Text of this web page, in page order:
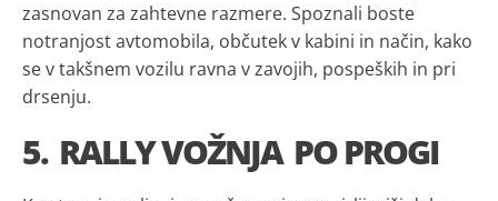
zasnovan za zahtevne razmere. Spoznali boste
notranjost avtomobila, občutek v kabini in način, kako
se v takšnem vozilu ravna v zavojih, pospeških in pri
drsenju.
5. RALLY VOŽNJA PO PROGI